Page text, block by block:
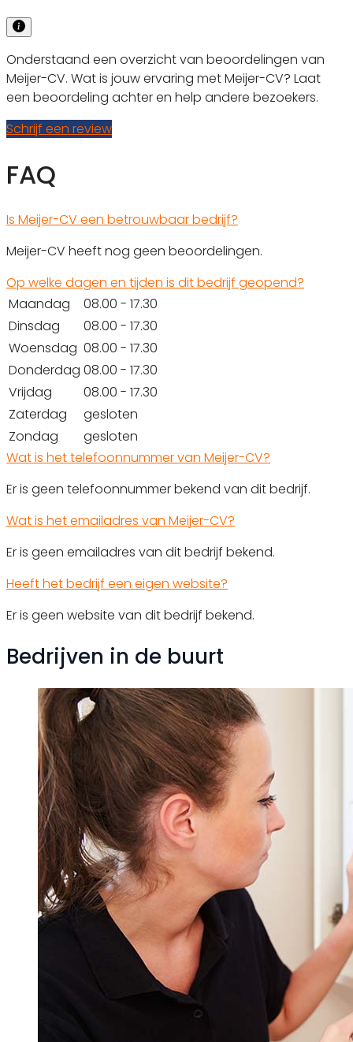
Onderstaand een overzicht van beoordelingen van
Meijer-CV. Wat is jouw ervaring met Meijer-CV? Laat
een beoordeling achter en help andere bezoekers.
Schrijf een review
FAQ
Is Meijer-CV een betrouwbaar bedrijf?
Meijer-CV heeft nog geen beoordelingen.
Op welke dagen en tijden is dit bedrijf geopend?
Maandag
08.00 - 17.30
Dinsdag
08.00 - 17.30
Woensdag 08.00 - 17.30
Donderdag 08.00 - 17.30
Vrijdag
08.00 - 17.30
Zaterdag
gesloten
Zondag
gesloten
Wat is het telefoonnummer van Meijer-CV?
Er is geen telefoonnummer bekend van dit bedrijf.
Wat is het emailadres van Meijer-CV?
Er is geen emailadres van dit bedrijf bekend.
Heeft het bedrijf een eigen website?
Er is geen website van dit bedrijf bekend.
Bedrijven in de buurt